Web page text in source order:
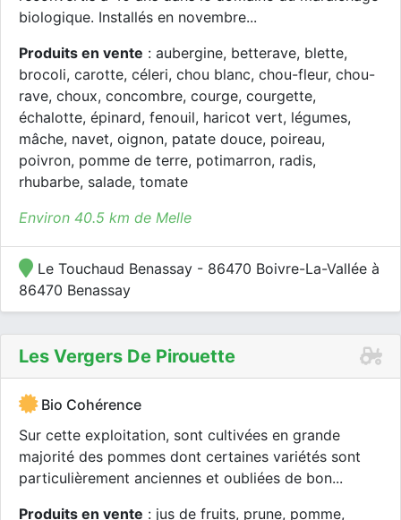
biologique. Installés en novembre...
Produits en vente : aubergine, betterave, blette,
brocoli, carotte, céleri, chou blanc, chou-fleur, chou-
rave, choux, concombre, courge, courgette,
échalotte, épinard, fenouil, haricot vert, légumes,
mâche, navet, oignon, patate douce, poireau,
poivron, pomme de terre, potimarron, radis,
rhubarbe, salade, tomate
Environ 40.5 km de Melle
Le Touchaud Benassay - 86470 Boivre-La-Vallée à
86470 Benassay
Les Vergers De Pirouette
Bio Cohérence
Sur cette exploitation, sont cultivées en grande
majorité des pommes dont certaines variétés sont
particulièrement anciennes et oubliées de bon...
Produits en vente : jus de fruits, prune, pomme,